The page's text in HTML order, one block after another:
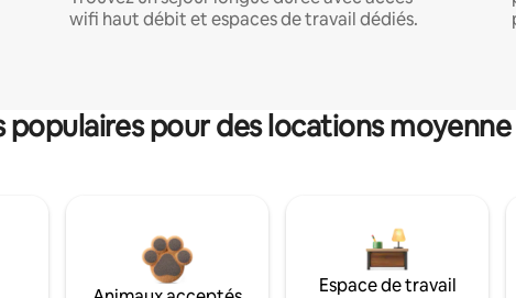
wifi haut débit et espaces de travail dédiés.
populaires pour des locations
Espace de travail